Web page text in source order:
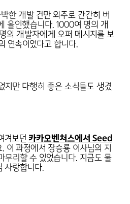
한 개발 건만 외주로 간간히 버
올인했습니다. 1000여 명의 개
의 개발자에게 오퍼 메시지를 보
연속이었다고 합니다.
지만 다행히 좋은 소식들도 생겼
겨보던 카카오벤처스에서 Seed
이 과정에서 장승룡 이사님의 지
무리할 수 있었습니다. 지금도 물
사랑합니다.